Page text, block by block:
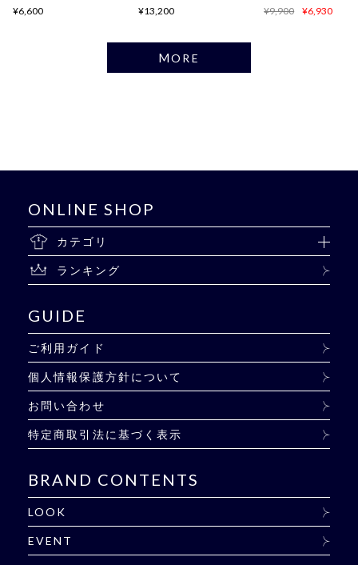
¥6,600 ¥13,200 ¥9,900 ¥6,930
MORE
ONLINE SHOP
カテゴリ
ランキング
GUIDE
ご利用ガイド
個人情報保護方針について
お問い合わせ
特定商取引法に基づく表示
BRAND CONTENTS
LOOK
EVENT